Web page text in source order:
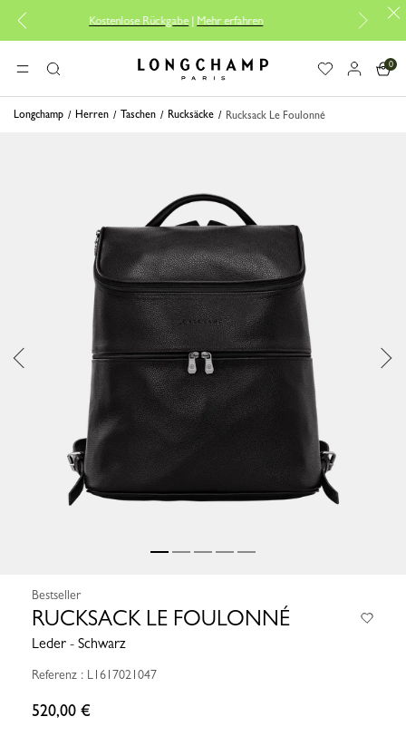
Kostenlose Rückgabe|Mehr erfahren Kostenlose
MENÜSuche Longchamp - Home
0
Longchamp Herren Taschen Rucksäcke Rucksack Le Foulonné
Bestseller
RUCKSACK LE FOULONNÉ
Leder - Schwarz
Referenz : L1617021047
520,00 €